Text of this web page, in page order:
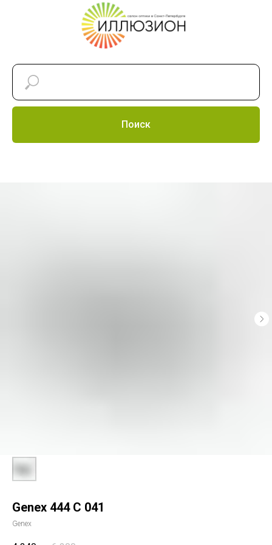
Поиск
Genex 444 С 041
Genex